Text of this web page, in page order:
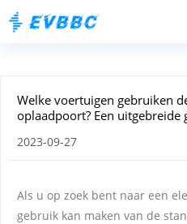
Welke voertuigen gebruiken
oplaadpoort? Een uitgebreide
2023-09-27
Als u op zoek bent naar een
gebruik kan maken van de